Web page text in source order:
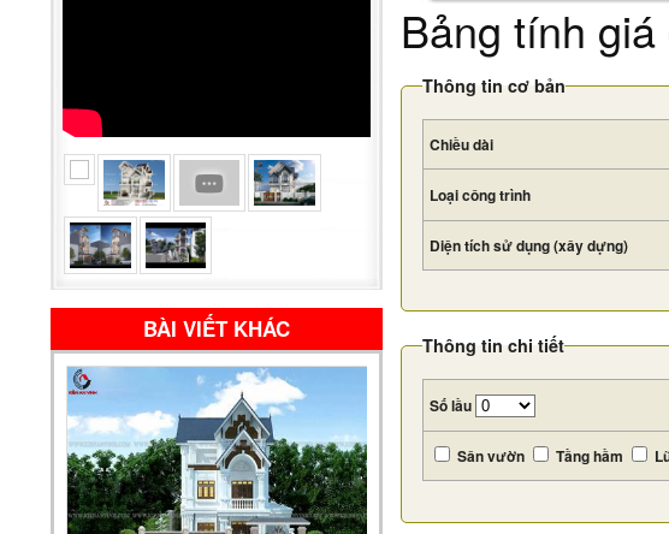
BÀI VIẾT KHÁC
Bảng tính
Thông tin cơ bản
Chiều dài
Loại công trình
Diện tích sử dụng (xây dựng)
Thông tin chi tiết
Số lầu
Sân vườn Tầng hầm